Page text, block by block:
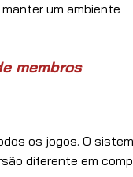
um ambiente
membros
os jogos. O
diferente em